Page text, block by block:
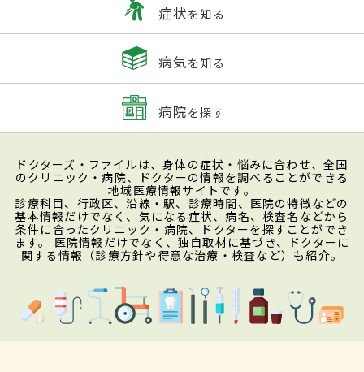
症状を知る
病気を知る
病院を探す
ドクターズ・ファイルは、身体の症状・悩みに合わせ、全国
のクリニック・病院、ドクターの情報を調べることができる
地域医療情報サイトです。
診療科目、行政区、沿線・駅、診療時間、医院の特徴などの
基本情報だけでなく、気になる症状、病名、検査名などから
条件に合ったクリニック・病院、ドクターを探すことができ
ます。 医院情報だけでなく、独自取材に基づき、ドクターに
関する情報（診療方針や得意な治療・検査など）も紹介。